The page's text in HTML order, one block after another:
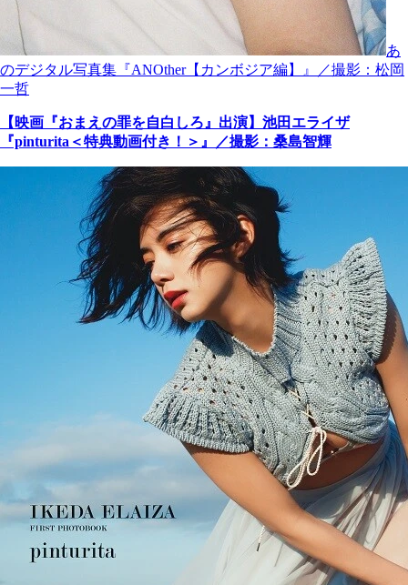
あ
のデジタル写真集『ANOther【カンボジア編】』／撮影：松岡
一哲
【映画『おまえの罪を自白しろ』出演】池田エライザ
『pinturita＜特典動画付き！＞』／撮影：桑島智輝